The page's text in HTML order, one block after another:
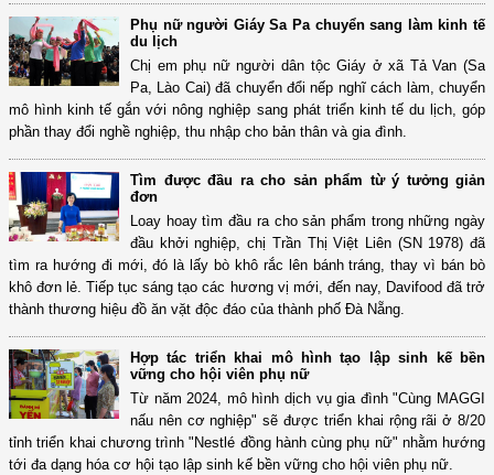
Phụ nữ người Giáy Sa Pa chuyển sang làm kinh tế
du lịch
Chị em phụ nữ người dân tộc Giáy ở xã Tả Van (Sa
Pa, Lào Cai) đã chuyển đổi nếp nghĩ cách làm, chuyển
mô hình kinh tế gắn với nông nghiệp sang phát triển kinh tế du lịch, góp
phần thay đổi nghề nghiệp, thu nhập cho bản thân và gia đình.
Tìm được đầu ra cho sản phẩm từ ý tưởng giản
đơn
Loay hoay tìm đầu ra cho sản phẩm trong những ngày
đầu khởi nghiệp, chị Trần Thị Việt Liên (SN 1978) đã
tìm ra hướng đi mới, đó là lấy bò khô rắc lên bánh tráng, thay vì bán bò
khô đơn lẻ. Tiếp tục sáng tạo các hương vị mới, đến nay, Davifood đã trở
thành thương hiệu đồ ăn vặt độc đáo của thành phố Đà Nẵng.
Hợp tác triển khai mô hình tạo lập sinh kế bền
vững cho hội viên phụ nữ
Từ năm 2024, mô hình dịch vụ gia đình "Cùng MAGGI
nấu nên cơ nghiệp" sẽ được triển khai rộng rãi ở 8/20
tỉnh triển khai chương trình "Nestlé đồng hành cùng phụ nữ" nhằm hướng
tới đa dạng hóa cơ hội tạo lập sinh kế bền vững cho hội viên phụ nữ.